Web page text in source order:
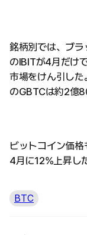
銘柄別では、ブラ
のIBITが4月だけ
市場をけん引し
のGBTCは約2億
ビットコイン価格
4月に12%上昇し
BTC